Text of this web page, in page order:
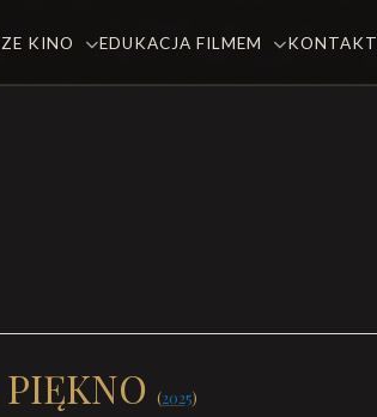
KINO EDUKACJA FILMEM KONTAKT
(2025)